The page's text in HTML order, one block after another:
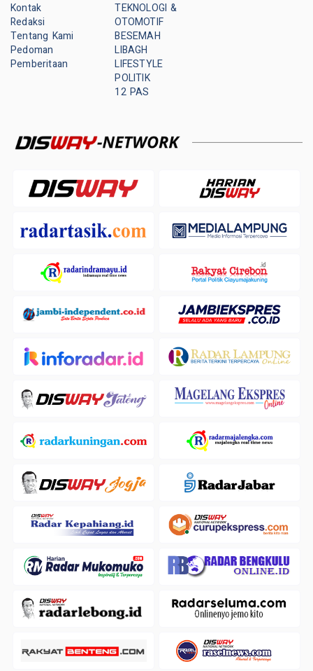
Kontak
Redaksi
Tentang Kami
Pedoman
Pemberitaan
TEKNOLOGI &
OTOMOTIF
BESEMAH
LIBAGH
LIFESTYLE
POLITIK
12 PAS